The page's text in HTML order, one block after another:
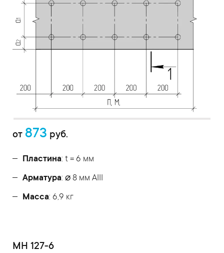
от 873 руб.
Пластина: t = 6 мм
Арматура: ⌀ 8 мм АIII
Масса: 6,9 кг
МН 127-6